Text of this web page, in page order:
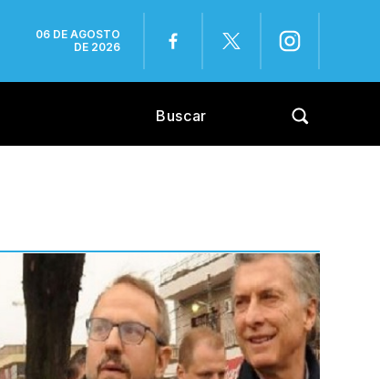
06 DE AGOSTO
DE 2026